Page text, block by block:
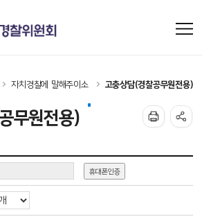
자치경찰에 말해주이소 고충상담(경찰공무원전용)
무원전용)
휴대폰인증